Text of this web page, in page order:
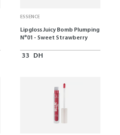
ESSENCE
Lipgloss Juicy Bomb Plumping
N°01 - Sweet Strawberry
33 DH